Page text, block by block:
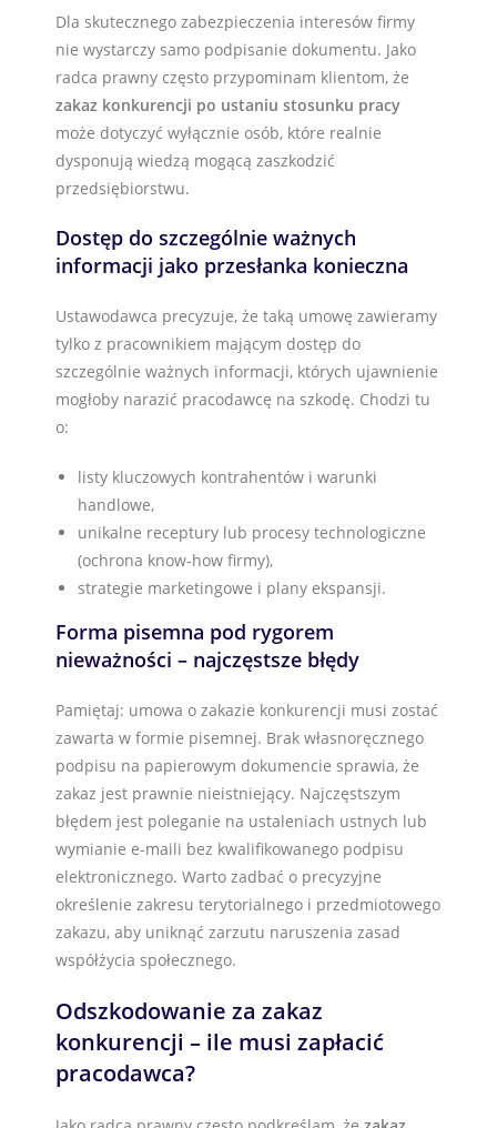
Dla skutecznego zabezpieczenia interesów firmy
nie wystarczy samo podpisanie dokumentu. Jako
radca prawny często przypominam klientom, że
zakaz konkurencji po ustaniu stosunku pracy
może dotyczyć wyłącznie osób, które realnie
dysponują wiedzą mogącą zaszkodzić
przedsiębiorstwu.
Dostęp do szczególnie ważnych
informacji jako przesłanka konieczna
Ustawodawca precyzuje, że taką umowę zawieramy
tylko z pracownikiem mającym dostęp do
szczególnie ważnych informacji, których ujawnienie
mogłoby narazić pracodawcę na szkodę. Chodzi tu
o:
listy kluczowych kontrahentów i warunki
handlowe,
unikalne receptury lub procesy technologiczne
(ochrona know-how firmy),
strategie marketingowe i plany ekspansji.
Forma pisemna pod rygorem
nieważności – najczęstsze błędy
Pamiętaj: umowa o zakazie konkurencji musi zostać
zawarta w formie pisemnej. Brak własnoręcznego
podpisu na papierowym dokumencie sprawia, że
zakaz jest prawnie nieistniejący. Najczęstszym
błędem jest poleganie na ustaleniach ustnych lub
wymianie e-maili bez kwalifikowanego podpisu
elektronicznego. Warto zadbać o precyzyjne
określenie zakresu terytorialnego i przedmiotowego
zakazu, aby uniknąć zarzutu naruszenia zasad
współżycia społecznego.
Odszkodowanie za zakaz
konkurencji – ile musi zapłacić
pracodawca?